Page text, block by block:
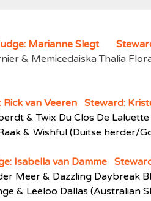
Marianne Slegt
& Memicedaiska Thalia
Rick van Veeren Steward:
& Twix Du Clos De
& Wishful (Duitse herder/
Isabella van Damme
Meer & Dazzling Daybreak
& Leeloo Dallas (Australian